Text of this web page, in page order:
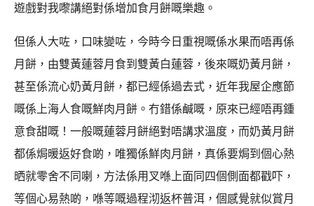
遊戲對我嚟講絕對係增加食月餅嘅樂趣。
但係人大咗，口味變咗，今時今日重視嘅係水果而唔再係
月餅，由雙黃蓮蓉月食到雙黃白蓮蓉，後來嘅奶黃月餅，
甚至係流心奶黃月餅，都已經係過去式，近年我屋企應節
嘅係上海人食嘅鮮肉月餅。冇錯係鹹嘅，原來已經唔再鍾
意食甜嘅！一般嘅蓮蓉月餅絕對唔講求溫度，而奶黃月餅
都係焗暖返好食啲，唯獨係鮮肉月餅，真係要焗到個心熱
晒就零舍不同喇，方法係用叉喺上面同四個側面都戳吓，
等個心易熱啲，喺等嘅過程沏返杯普洱，個感覺就似賞月